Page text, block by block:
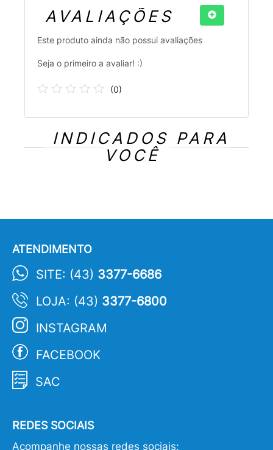
AVALIAÇÕES
Este produto ainda não possui avaliações
Seja o primeiro a avaliar! :)
(0)
INDICADOS PARA
VOCÊ
ATENDIMENTO
SITE: (43) 3377-6686
LOJA: (43) 3377-6800
INSTAGRAM
FACEBOOK
SAC
REDES SOCIAIS
Acompanhe nossas redes sociais: